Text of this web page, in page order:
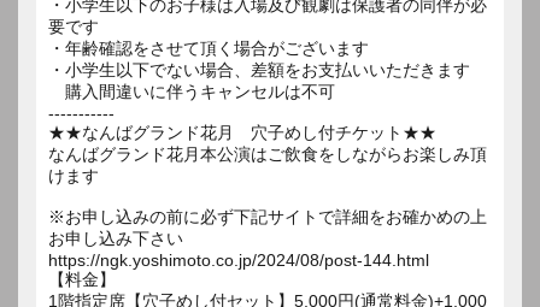
・小学生以下のお子様は入場及び観劇は保護者の同伴が必
要です
・年齢確認をさせて頂く場合がございます
・小学生以下でない場合、差額をお支払いいただきます
購入間違いに伴うキャンセルは不可
-----------
★★なんばグランド花月 穴子めし付チケット★★
なんばグランド花月本公演はご飲食をしながらお楽しみ頂
けます
※お申し込みの前に必ず下記サイトで詳細をお確かめの上
お申し込み下さい
https://ngk.yoshimoto.co.jp/2024/08/post-144.html
【料金】
1階指定席【穴子めし付セット】5,000円(通常料金)+1,000